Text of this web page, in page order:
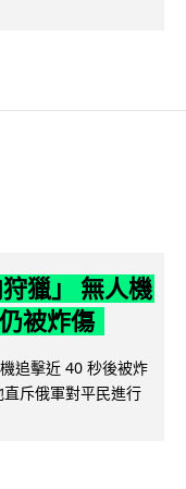
獵」 無人機
被炸傷
追擊近 40 秒後被炸
斥俄軍對平民進行